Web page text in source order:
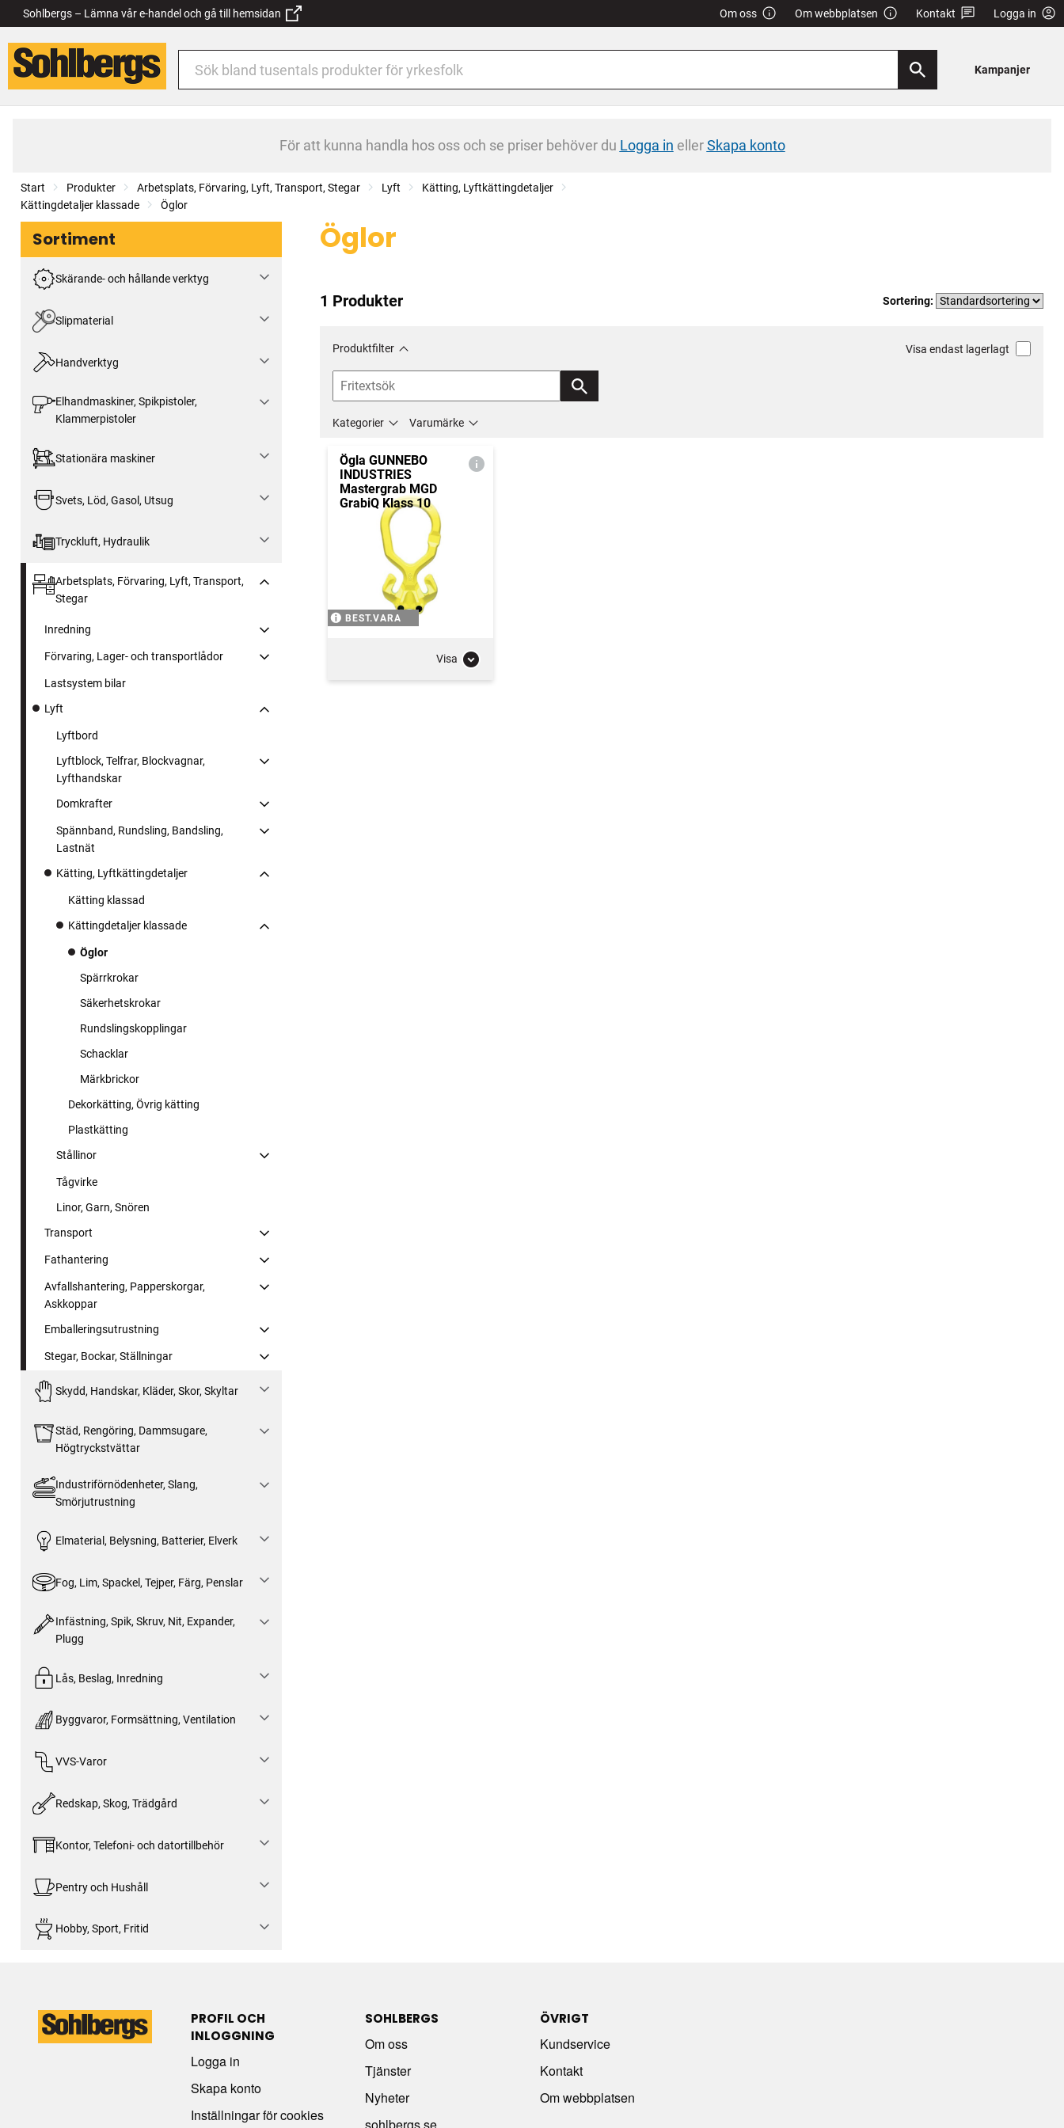
Sohlbergs – Lämna vår e-handel och gå till hemsidan Om oss Om webbplatsen Kontakt Logga in
Kampanjer
För att kunna handla hos oss och se priser behöver du Logga in ellerSkapa konto
Start Produkter Arbetsplats, Förvaring, Lyft, Transport, Stegar Lyft
Kätting, Lyftkättingdetaljer
Kättingdetaljer klassade
Öglor
Sortiment
Skärande- och hållande verktyg
Slipmaterial
Handverktyg
Elhandmaskiner, Spikpistoler,
Klammerpistoler
Stationära maskiner
Svets, Löd, Gasol, Utsug
Tryckluft, Hydraulik
Arbetsplats, Förvaring, Lyft, Transport,
Stegar
Inredning
Förvaring, Lager- och transportlådor
Lastsystem bilar
Lyft
Lyftbord
Lyftblock, Telfrar, Blockvagnar,
Lyfthandskar
Domkrafter
Spännband, Rundsling, Bandsling,
Lastnät
Kätting, Lyftkättingdetaljer
Kätting klassad
Kättingdetaljer klassade
Öglor
Spärrkrokar
Säkerhetskrokar
Rundslingskopplingar
Schacklar
Märkbrickor
Dekorkätting, Övrig kätting
Plastkätting
Stållinor
Tågvirke
Linor, Garn, Snören
Transport
Fathantering
Avfallshantering, Papperskorgar,
Askkoppar
Emballeringsutrustning
Stegar, Bockar, Ställningar
Skydd, Handskar, Kläder, Skor, Skyltar
Städ, Rengöring, Dammsugare,
Högtryckstvättar
Industriförnödenheter, Slang,
Smörjutrustning
Elmaterial, Belysning, Batterier, Elverk
Fog, Lim, Spackel, Tejper, Färg, Penslar
Infästning, Spik, Skruv, Nit, Expander,
Plugg
Lås, Beslag, Inredning
Byggvaror, Formsättning, Ventilation
VVS-Varor
Redskap, Skog, Trädgård
Kontor, Telefoni- och datortillbehör
Pentry och Hushåll
Hobby, Sport, Fritid
Öglor
1 Produkter Sortering:
Produktfilter Visa endast lagerlagt
Kategorier Varumärke
Ögla GUNNEBO
INDUSTRIES
Mastergrab MGD
GrabiQ Klass 10
BEST.VARA
Visa
PROFIL OCH
INLOGGNING
Logga in
Skapa konto
Inställningar för cookies
SOHLBERGS
Om oss
Tjänster
Nyheter
sohlbergs.se
ÖVRIGT
Kundservice
Kontakt
Om webbplatsen